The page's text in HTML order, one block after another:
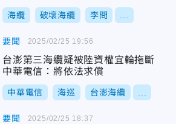
海纜 破壞海纜 李問
要聞
台澎第三海纜疑被陸資權宜輪拖斷
中華電信：將依法求償
中華電信 海巡 台澎海纜
2025/02/25 19:56
要聞 2025/02/25 18:37